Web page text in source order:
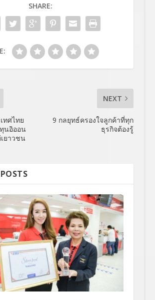
SHARE:
ทศไทย
นอิออน
ยาวชน
NEXT
9 กลยุทธ์ครองใจลูกค้าที่ทุก
ธุรกิจต้องรู้